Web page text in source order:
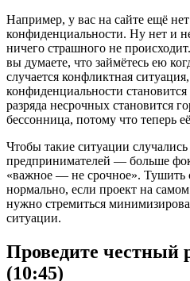
Например, у вас на сайте ещё
конфиденциальности. Ну нет и
ничего страшного не
вы думаете, что займётесь ею
случается конфликтная
конфиденциальности
разряда несрочных становится
бессонница, потому что теперь
Чтобы такие ситуации случались
предпринимателей — больше
«важное — не срочное».
нормально, если проект на
нужно стремиться
ситуации.
Проведите честный
(10:45)